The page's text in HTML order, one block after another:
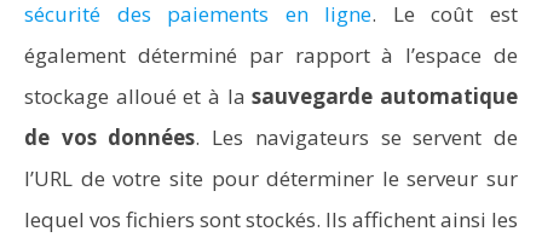
sécurité des paiements en ligne. Le coût est
également déterminé par rapport à l’espace de
stockage alloué et à lasauvegarde automatique
de vos données. Les navigateurs se servent de
l’URL de votre site pour déterminer le serveur sur
lequel vos fichiers sont stockés. Ils affichent ainsi les